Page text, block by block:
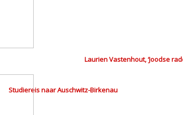
Laurien Vastenhout, ‘Joodse
Studiereis naar Auschwitz-Birkenau